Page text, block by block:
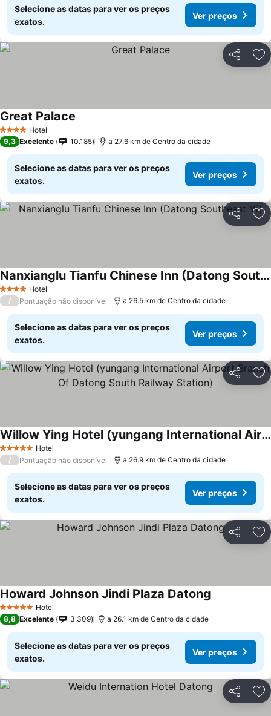
Selecione as datas para ver os preços
exatos.
Ver preços
Partilhar
4 EstrelasHotel
Great Palace
9,3 Excelente 10.185 a 27.6 km de Centro da cidade
Selecione as datas para ver os preços
exatos.
Ver preços
Partilhar
4 EstrelasHotel
Nanxianglu Tianfu Chinese Inn (Datong Southeast Yi)
/ Pontuação não disponível a 26.5 km de Centro da cidade
Selecione as datas para ver os preços
exatos.
Ver preços
Partilhar
5 Estrelas Hotel
Willow Ying Hotel (yungang International Airport Branch Of Datong South Railway Station)
/ Pontuação não disponível a 26.9 km de Centro da cidade
Selecione as datas para ver os preços
exatos.
Ver preços
Partilhar
5 Estrelas Hotel
Howard Johnson Jindi Plaza Datong
8,8 Excelente 3.309 a 26.1 km de Centro da cidade
Selecione as datas para ver os preços
exatos.
Ver preços
Partilhar